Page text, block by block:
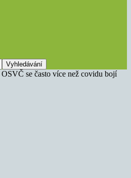
OSVČ se často více než covidu bojí